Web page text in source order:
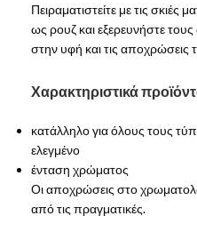
Πειραματιστείτε με τις σκιές
ως ρουζ και εξερευνήστε
στην υφή και τις αποχρώσεις
Χαρακτηριστικά
κατάλληλο για όλους τους
ελεγμένο
ένταση χρώματος
Οι αποχρώσεις στο
από τις πραγματικές.